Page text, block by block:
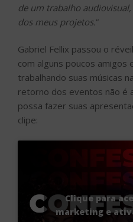
de um trabalho audiovisual,
dos meus projetos.”
Gabriel Fellix passou o
com alguns poucos amigos
trabalhando suas músicas
retorno dos eventos não é
possa fazer suas
clipe:
Clique para
marketing e